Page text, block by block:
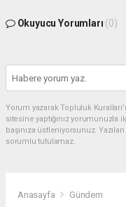
Okuyucu Yorumları (0)
Yorum yazarak Topluluk
sitesine yaptığınız
başınıza üstleniyorsunuz.
sorumlu tutulamaz.
Anasayfa Gündem